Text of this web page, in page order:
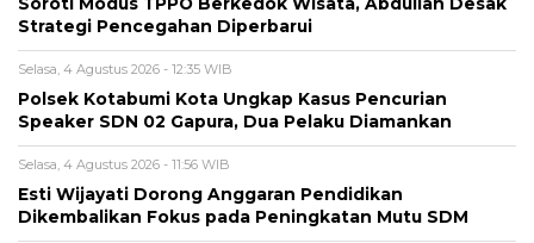
Soroti Modus TPPO Berkedok Wisata, Abdullah Desak
Strategi Pencegahan Diperbarui
Selasa, 4 Agustus 2026 - 12:35 WIB
Polsek Kotabumi Kota Ungkap Kasus Pencurian
Speaker SDN 02 Gapura, Dua Pelaku Diamankan
Selasa, 4 Agustus 2026 - 11:56 WIB
Esti Wijayati Dorong Anggaran Pendidikan
Dikembalikan Fokus pada Peningkatan Mutu SDM